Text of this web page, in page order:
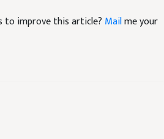
to improve this article? Mailme your